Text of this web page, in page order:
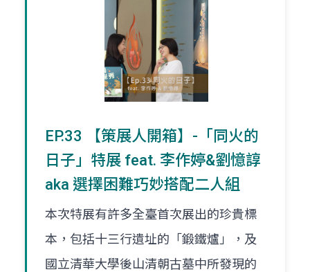
EP.33 【策展人開箱】-「同火的
日子」特展 feat. 李作婷&劉憶諄
aka 選擇困難巧妙搭配二人組
本次特展有許多全臺首次展出的珍貴標
本，包括十三行遺址的「鍛鐵爐」，及
國立清華大學後山清朝古墓中所發現的